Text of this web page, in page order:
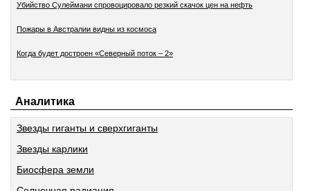
Убийство Сулеймани спровоцировало резкий скачок цен на нефть
Пожары в Австралии видны из космоса
Когда будет достроен «Северный поток – 2»
Аналитика
Звезды гиганты и сверхгиганты
Звезды карлики
Биосфера земли